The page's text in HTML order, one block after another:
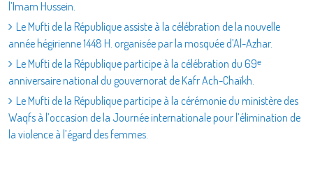
l’Imam Hussein.
Le Mufti de la République assiste à la célébration de la nouvelle
année hégirienne 1448 H. organisée par la mosquée d’Al-Azhar.
Le Mufti de la République participe à la célébration du 69ᵉ
anniversaire national du gouvernorat de Kafr Ach-Chaïkh.
Le Mufti de la République participe à la cérémonie du ministère des
Waqfs à l’occasion de la Journée internationale pour l’élimination de
la violence à l’égard des femmes.